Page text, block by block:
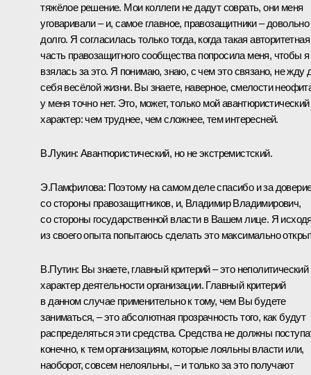
тяжёлое решение. Мои коллеги не дадут соврать, они меня
уговаривали – и, самое главное, правозащитники – довольно
долго. Я согласилась только тогда, когда такая авторитетная
часть правозащитного сообщества попросила меня, чтобы я
взялась за это. Я понимаю, знаю, с чем это связано, не жду
себя весёлой жизни. Вы знаете, наверное, смелости
у меня точно нет. Это, может, только мой авантюристический
характер: чем труднее, чем сложнее, тем интересней.
В.Лукин: Авантюристический, но не экстремистский.
Э.Памфилова: Поэтому на самом деле спасибо и за
со стороны правозащитников, и, Владимир Владимирович,
со стороны государственной власти в Вашем лице. Я
из своего опыта попытаюсь сделать это максимально
В.Путин: Вы знаете, главный критерий – это неполитический
характер деятельности организации. Главный критерий
в данном случае применительно к тому, чем Вы будете
заниматься, – это абсолютная прозрачность того, как будут
распределяться эти средства. Средства не должны
конечно, к тем организациям, которые лояльны власти или,
наоборот, совсем нелояльны, – и только за это получают